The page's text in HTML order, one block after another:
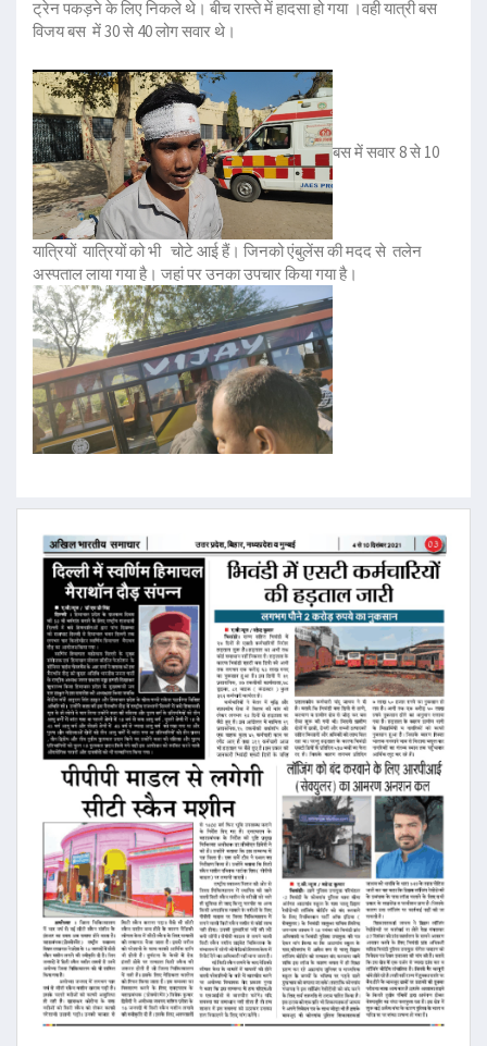
ट्रेन पकड़ने के लिए निकले थे। बीच रास्ते में हादसा हो गया ।वही यात्री बस
विजय बस में 30 से 40 लोग सवार थे।
बस में सवार 8 से 10
यात्रियों यात्रियों को भी चोटे आई हैं। जिनको एंबुलेंस की मदद से तलेन
अस्पताल लाया गया है। जहां पर उनका उपचार किया गया है।